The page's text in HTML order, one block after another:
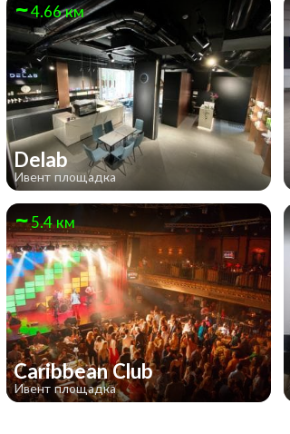
4.66 км
Delab
Ивент площадка
5.4 км
Caribbean Club
Ивент площадка